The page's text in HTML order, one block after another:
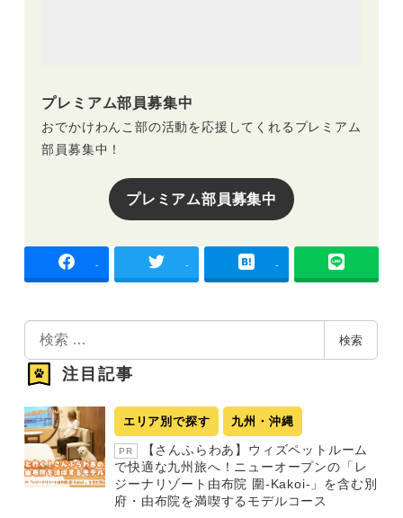
プレミアム部員募集中
おでかけわんこ部の活動を応援してくれるプレミアム
部員募集中！
プレミアム部員募集中
- - -
索
検索
注目記事
エリア別で探す 九州・沖縄
PR
【さんふらわあ】ウィズペットルーム
で快適な九州旅へ！ニューオープンの「レ
ジーナリゾート由布院 圍-Kakoi-」を含む別
府・由布院を満喫するモデルコース